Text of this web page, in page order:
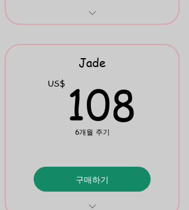
Play Onwards 1 & 2
Mini Flipbook 3
Jade
US$ 108
6개월 주기
구매하기